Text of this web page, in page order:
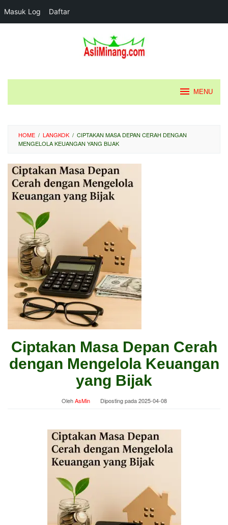
Masuk Log Daftar
MENU
HOME / LANGKOK / CIPTAKAN MASA DEPAN CERAH DENGAN
MENGELOLA KEUANGAN YANG BIJAK
Ciptakan Masa Depan Cerah
dengan Mengelola Keuangan
yang Bijak
OlehAsMin Diposting pada2025-04-08